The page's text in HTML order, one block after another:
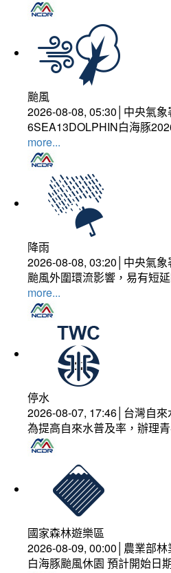
颱風
2026-08-08, 05:30│中央氣象
6SEA13DOLPHIN白海豚
more...
降雨
2026-08-08, 03:20│中央氣象
颱風外圍環流影響，易有短
more...
停水
2026-08-07, 17:46│台灣自來
為提高自來水普及率，辦理
國家森林遊樂區
2026-08-09, 00:00│農業部
白海豚颱風休園 預計開始日